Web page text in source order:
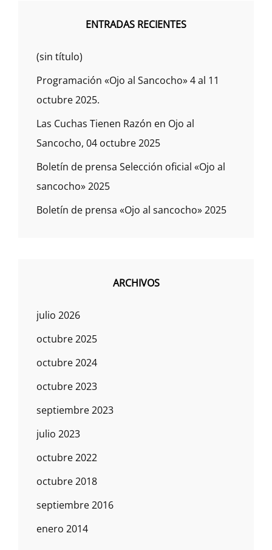
ENTRADAS RECIENTES
(sin título)
Programación «Ojo al Sancocho» 4 al 11
octubre 2025.
Las Cuchas Tienen Razón en Ojo al
Sancocho, 04 octubre 2025
Boletín de prensa Selección oficial «Ojo al
sancocho» 2025
Boletín de prensa «Ojo al sancocho» 2025
ARCHIVOS
julio 2026
octubre 2025
octubre 2024
octubre 2023
septiembre 2023
julio 2023
octubre 2022
octubre 2018
septiembre 2016
enero 2014